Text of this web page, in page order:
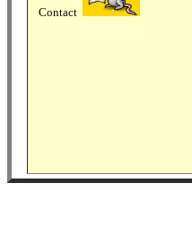
Contact